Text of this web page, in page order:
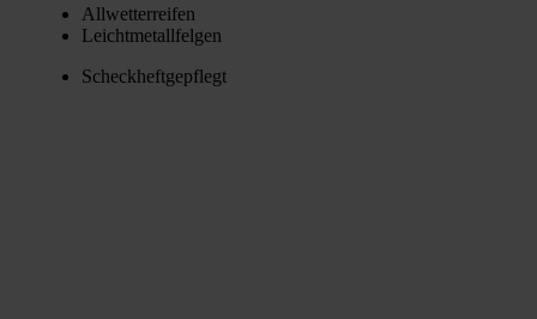
All­wet­ter­rei­fen
Leicht­me­tall­fel­gen
Scheck­heft­ge­pflegt